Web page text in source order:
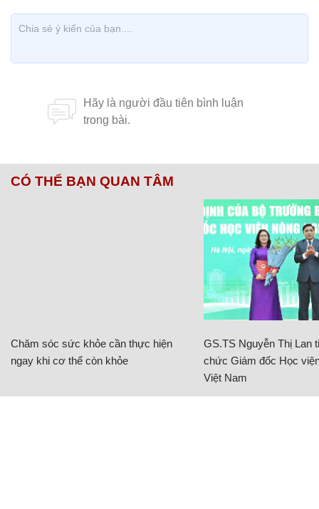
CÓ THỂ BẠN QUAN TÂM
Chăm sóc sức khỏe cần thực hiện
ngay khi cơ thể còn khỏe
GS.TS Nguyễn Thị Lan
chức Giám đốc Học
Việt Nam